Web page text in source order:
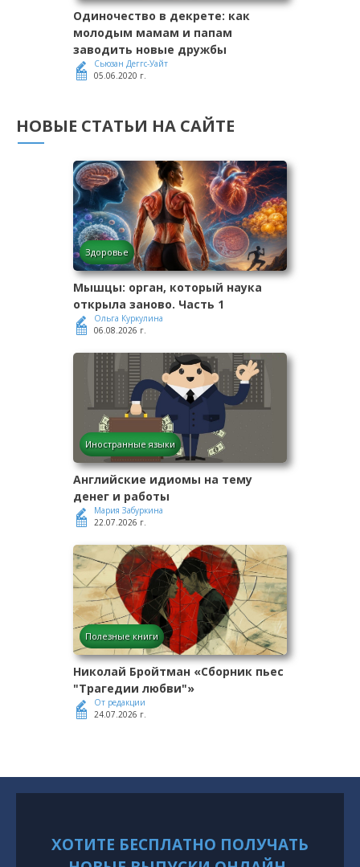
Одиночество в декрете: как
молодым мамам и папам
заводить новые дружбы
Сьюзан Деггс-Уайт
05.06.2020 г.
НОВЫЕ СТАТЬИ НА САЙТЕ
Здоровье
Мышцы: орган, который наука
открыла заново. Часть 1
Ольга Куркулина
06.08.2026 г.
Иностранные языки
Английские идиомы на тему
денег и работы
Мария Забуркина
22.07.2026 г.
Полезные книги
Николай Бройтман «Сборник пьес
"Трагедии любви"»
От редакции
24.07.2026 г.
ХОТИТЕ БЕСПЛАТНО ПОЛУЧАТЬ